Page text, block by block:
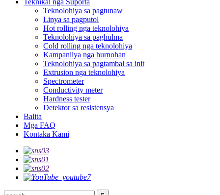
Teknikal nga Suporta
Teknolohiya sa pagtunaw
Linya sa pagputol
Hot rolling nga teknolohiya
Teknolohiya sa paghulma
Cold rolling nga teknolohiya
Kampanilya nga hurnohan
Teknolohiya sa pagtambal sa init
Extrusion nga teknolohiya
Spectrometer
Conductivity meter
Hardness tester
Detektor sa resistensya
Balita
Mga FAQ
Kontaka Kami